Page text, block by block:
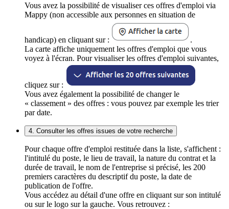
Vous avez la possibilité de visualiser ces offres d'emploi via
Mappy (non accessible aux personnes en situation de
handicap) en cliquant sur :
.
La carte affiche uniquement les offres d'emploi que vous
voyez à l'écran. Pour visualiser les offres d'emploi suivantes,
cliquez sur :
Vous avez également la possibilité de changer le
« classement » des offres : vous pouvez par exemple les trier
par date.
4. Consulter les offres issues de votre recherche
Pour chaque offre d'emploi restituée dans la liste, s'affichent :
l'intitulé du poste, le lieu de travail, la nature du contrat et la
durée de travail, le nom de l'entreprise si précisé, les 200
premiers caractères du descriptif du poste, la date de
publication de l'offre.
Vous accédez au détail d'une offre en cliquant sur son intitulé
ou sur le logo sur la gauche. Vous retrouvez :